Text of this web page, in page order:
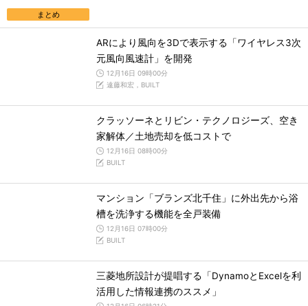
まとめ
ARにより風向を3Dで表示する「ワイヤレス3次
元風向風速計」を開発
12月16日 09時00分
遠藤和宏，BUILT
クラッソーネとリビン・テクノロジーズ、空き
家解体／土地売却を低コストで
12月16日 08時00分
BUILT
マンション「ブランズ北千住」に外出先から浴
槽を洗浄する機能を全戸装備
12月16日 07時00分
BUILT
三菱地所設計が提唱する「DynamoとExcelを利
活用した情報連携のススメ」